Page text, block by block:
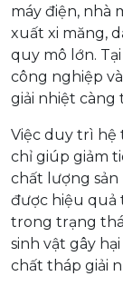
máy điện, nhà
xuất xi măng,
quy mô lớn.
công nghiệp
giải nhiệt càng
Việc duy trì hệ
chỉ giúp giảm
chất lượng sản
được hiệu quả
trong trạng
sinh vật gây
chất tháp giải